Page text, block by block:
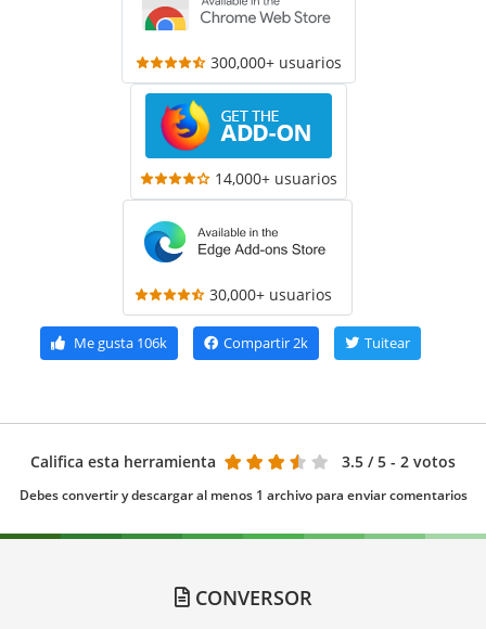
300,000+ usuarios
14,000+ usuarios
30,000+ usuarios
Me gusta106k Compartir2k Tuitear
Califica esta herramienta 3.5 / 5 - 2 votos
Debes convertir y descargar al menos 1 archivo para enviar comentarios
CONVERSOR